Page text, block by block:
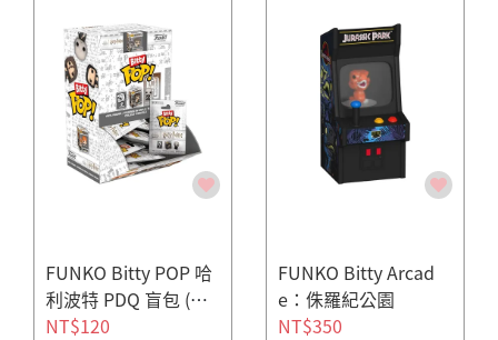
FUNKO Bitty POP 哈
利波特 PDQ 盲包 (隨
機出貨)
NT$120
FUNKO Bitty Arcad
e：侏羅紀公園
NT$350